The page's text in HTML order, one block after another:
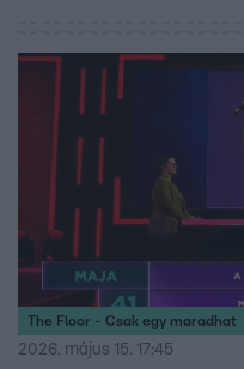
The Floor - Csak egy maradhat
2026. május 15. 17:45